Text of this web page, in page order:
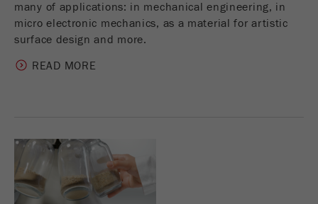
many of applications: in mechanical engineering, in
micro electronic mechanics, as a material for artistic
surface design and more.
READ MORE